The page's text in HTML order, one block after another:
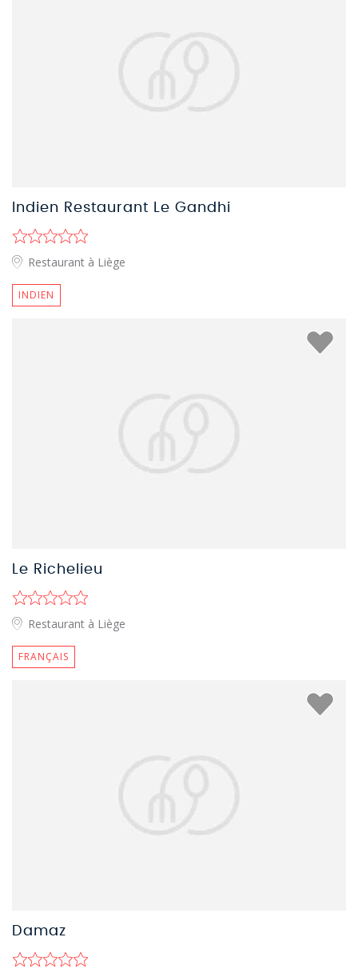
Indien Restaurant Le Gandhi
Restaurant à Liège
INDIEN
Le Richelieu
Restaurant à Liège
FRANÇAIS
Damaz